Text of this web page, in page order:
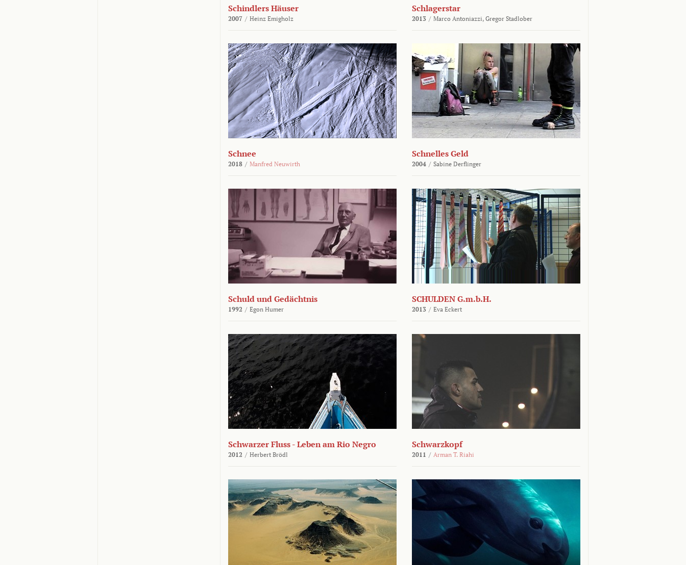
Schindlers Häuser
2007 / Heinz Emigholz
Schlagerstar
2013 / Marco Antoniazzi, Gregor Stadlober
Schnee
2018 / Manfred Neuwirth
Schnelles Geld
2004 / Sabine Derflinger
Schuld und Gedächtnis
1992 / Egon Humer
SCHULDEN G.m.b.H.
2013 / Eva Eckert
Schwarzer Fluss - Leben am Rio Negro
2012 / Herbert Brödl
Schwarzkopf
2011 / Arman T. Riahi